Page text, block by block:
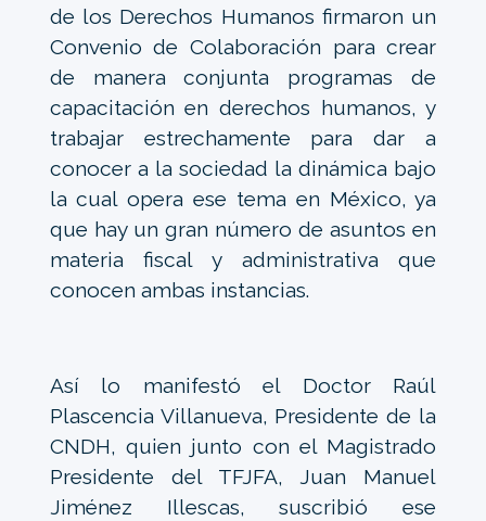
de los Derechos Humanos firmaron un
Convenio de Colaboración para crear
de manera conjunta programas de
capacitación en derechos humanos, y
trabajar estrechamente para dar a
conocer a la sociedad la dinámica bajo
la cual opera ese tema en México, ya
que hay un gran número de asuntos en
materia fiscal y administrativa que
conocen ambas instancias.
Así lo manifestó el Doctor Raúl
Plascencia Villanueva, Presidente de la
CNDH, quien junto con el Magistrado
Presidente del TFJFA, Juan Manuel
Jiménez Illescas, suscribió ese